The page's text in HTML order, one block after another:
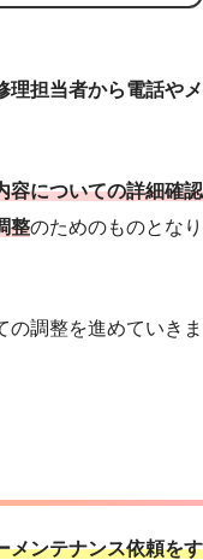
理担当者から電話やメ
容についての詳細確認
整のためのものとなり
の調整を進めていきま
メンテナンス依頼をす